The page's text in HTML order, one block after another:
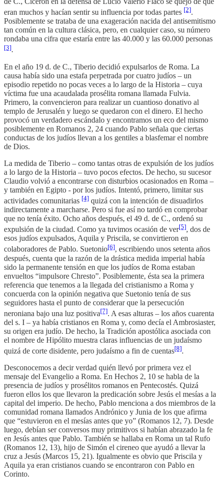
eran muchos y hacían sentir su influencia por todas partes [2].
Posiblemente se trataba de una exageración nacida del antisemitismo
tan común en la cultura clásica, pero, en cualquier caso, su número
rondaba una cifra que estaría entre las 40.000 y las 60.000 personas
[3].
En el año 19 d. de C., Tiberio decidió expulsarlos de Roma. La
causa había sido una estafa perpetrada por cuatro judíos – un
episodio repetido no pocas veces a lo largo de la Historia – cuya
víctima fue una acaudalada prosélita romana llamada Fulvia.
Primero, la convencieron para realizar un cuantioso donativo al
templo de Jerusalén y luego se quedaron con el dinero. El hecho
provocó un verdadero escándalo y encontramos un eco del mismo
posiblemente en Romanos 2, 24 cuando Pablo señala que ciertas
conductas de los judíos llevan a los gentiles a blasfemar el nombre
de Dios.
La medida de Tiberio – como tantas otras de expulsión de los judíos
a lo largo de la Historia – tuvo pocos efectos. De hecho, su sucesor
Claudio volvió a encontrarse con disturbios ocasionados en Roma –
y también en Egipto - por los judíos. Intentó, primero, limitar sus
actividades comunitarias [4] quizá con la intención de disuadirlos
indirectamente a marcharse. Pero si fue así no tardó en comprobar
que no tenía éxito. Ocho años después, el 49 d. de C., ordenó su
expulsión de la ciudad. Como ya tuvimos ocasión de ver[5], dos de
esos judíos expulsados, Aquila y Priscila, se convirtieron en
colaboradores de Pablo. Suetonio[6], escribiendo unos setenta años
después, cuenta que la razón de la drástica medida imperial había
sido la permanente tensión en que los judíos de Roma estaban
envueltos “impulsore Chresto”. Posiblemente, ésta sea la primera
referencia que tenemos a la llegada del cristianismo a Roma y
concuerda con la opinión negativa que Suetonio tenía de sus
seguidores hasta el punto de considerar que la persecución
neroniana bajo una luz positiva[7]. A esas alturas – los años cuarenta
del s. I – ya había cristianos en Roma y, como decía el Ambrosiaster,
su origen era judío. De hecho, la Tradición apostólica asociada con
el nombre de Hipólito muestra claras influencias de un judaísmo
quizá de corte disidente, pero judaísmo a fin de cuentas[8].
Desconocemos a decir verdad quién llevó por primera vez el
mensaje del Evangelio a Roma. En Hechos 2, 10 se habla de la
presencia de judíos y prosélitos romanos en Pentecostés. Quizá
fueron ellos los que llevaron la predicación sobre Jesús el mesías a la
capital del imperio. De hecho, Pablo menciona a dos miembros de la
comunidad romana llamados Andrónico y Junia de los que afirma
que “estuvieron en el mesías antes que yo” (Romanos 12, 7). Desde
luego, debían ser conversos muy primitivos si habían abrazado la fe
en Jesús antes que Pablo. También se hallaba en Roma un tal Rufo
(Romanos 12, 13), hijo de Simón el cireneo que ayudó a llevar la
cruz a Jesús (Marcos 15, 21). Igualmente es obvio que Priscila y
Aquila ya eran cristianos cuando se encontraron con Pablo en
Corinto.